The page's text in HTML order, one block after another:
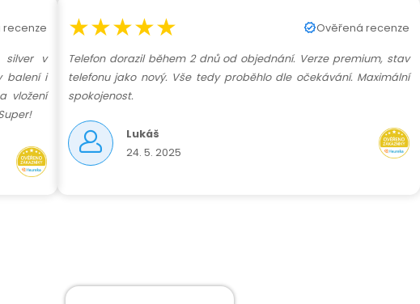
recenze
silver v
balení i
vložení
★★★★★ Ověřená recenze
Telefon dorazil během 2 dnů od objednání. Verze premium, stav
telefonu jako nový. Vše tedy proběhlo dle očekávání. Maximální
spokojenost.
Lukáš
24. 5. 2025